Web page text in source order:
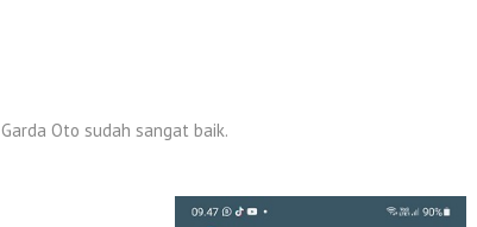
Oto sudah sangat baik.